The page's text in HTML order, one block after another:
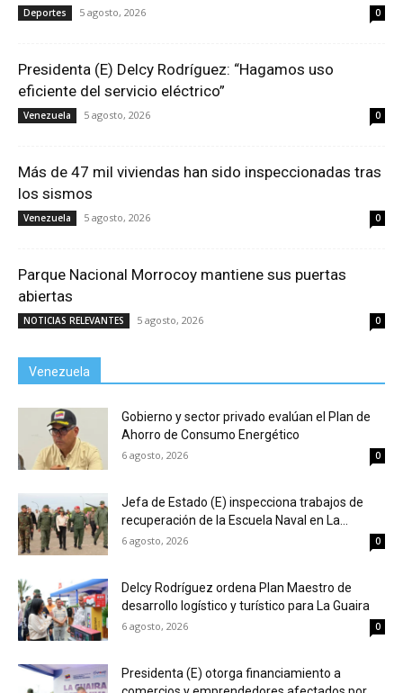
Deportes 5 agosto, 2026 0
Presidenta (E) Delcy Rodríguez: “Hagamos uso
eficiente del servicio eléctrico”
Venezuela 5 agosto, 2026 0
Más de 47 mil viviendas han sido inspeccionadas tras
los sismos
Venezuela 5 agosto, 2026 0
Parque Nacional Morrocoy mantiene sus puertas
abiertas
NOTICIAS RELEVANTES 5 agosto, 2026 0
Venezuela
Gobierno y sector privado evalúan el Plan de
Ahorro de Consumo Energético
6 agosto, 2026 0
Jefa de Estado (E) inspecciona trabajos de
recuperación de la Escuela Naval en La...
6 agosto, 2026 0
Delcy Rodríguez ordena Plan Maestro de
desarrollo logístico y turístico para La Guaira
6 agosto, 2026 0
Presidenta (E) otorga financiamiento a